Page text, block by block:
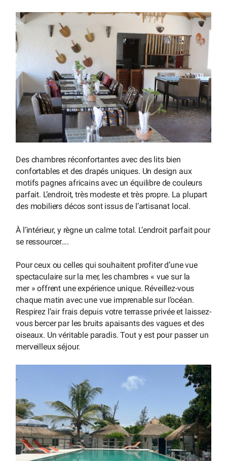
Des chambres réconfortantes avec des lits bien
confortables et des drapés uniques. Un design aux
motifs pagnes africains avec un équilibre de couleurs
parfait. L’endroit, très modeste et très propre. La plupart
des mobiliers décos sont issus de l’artisanat local.
À l’intérieur, y règne un calme total. L’endroit parfait pour
se ressourcer….
Pour ceux ou celles qui souhaitent profiter d’une vue
spectaculaire sur la mer, les chambres « vue sur la
mer » offrent une expérience unique. Réveillez-vous
chaque matin avec une vue imprenable sur l’océan.
Respirez l’air frais depuis votre terrasse privée et laissez-
vous bercer par les bruits apaisants des vagues et des
oiseaux. Un véritable paradis. Tout y est pour passer un
merveilleux séjour.